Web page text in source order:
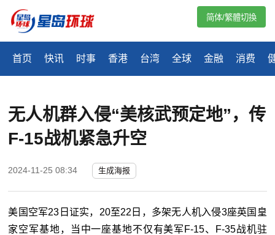
首页 快讯 时事 香港 台湾 全球 金融 消费
简体/繁體切換
无人机群入侵“美核武预定地”，传
F-15战机紧急升空
2024-11-25 08:34 生成海报
美国空军23日证实，20至22日，多架无人机入侵3座英国皇
家空军基地，当中一座基地不仅有美军F-15、F-35战机驻